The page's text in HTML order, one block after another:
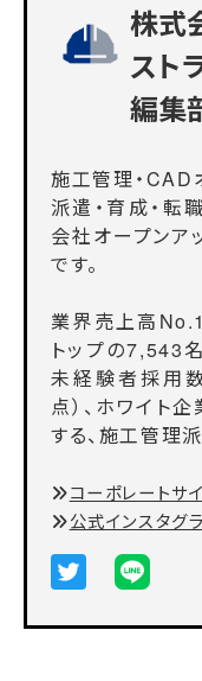
株式
スト
編集
施工管理・CAD
派遣・育成・転
会社オープンア
です。
業界売上高
トップの7,543
未経験者採用
点）、ホワイト
する、施工管理
コーポレートサ
公式インスタグ